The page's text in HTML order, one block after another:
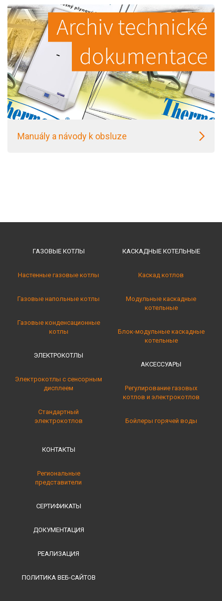
Manuály a návody k obsluze
ГАЗОВЫЕ КОТЛЫ
Настенные газовые котлы
Газовые напольные котлы
Газовые конденсационные
котлы
ЭЛЕКТРОКОТЛЫ
Электрокотлы с сенсорным
дисплеем
Стандартный
электрокотлов
КАСКАДНЫЕ КОТЕЛЬНЫE
Каскад котлов
Модульные каскадные
котельные
Блок-модульные каскадные
котельные
АКСЕССУАРЫ
Регулирование газовых
котлов и электрокотлов
Бойлеры горячей воды
КОНТАКТЫ
Региональные
представители
СЕРТИФИКАТЫ
ДОКУМЕНТАЦИЯ
РЕАЛИЗАЦИЯ
ПОЛИТИКА ВЕБ-САЙТОВ